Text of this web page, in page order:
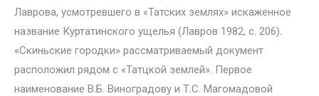
Лаврова, усмотревшего в «Татских землях» искаженное
название Куртатинского ущелья (Лавров 1982, с. 206).
«Скиньские городки» рассматриваемый документ
расположил рядом с «Татцкой землей». Первое
наименование В.Б. Виноградову и Т.С. Магомадовой